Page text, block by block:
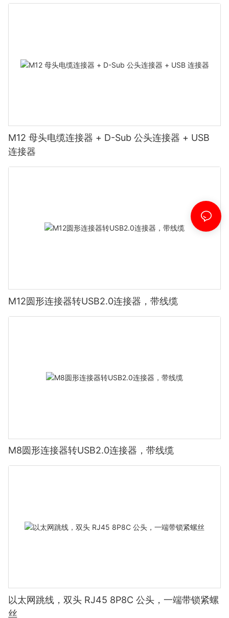
M12 母头电缆连接器 + D-Sub 公头连接器 + USB
连接器
M12圆形连接器转USB2.0连接器，带线缆
M8圆形连接器转USB2.0连接器，带线缆
以太网跳线，双头 RJ45 8P8C 公头，一端带锁紧螺
丝